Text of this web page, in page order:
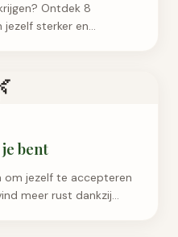
Ontdek 8
sterker en
bent
om jezelf te accepteren
meer rust dankzij